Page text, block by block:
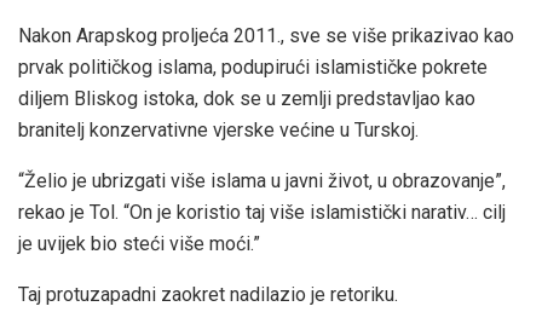
Nakon Arapskog proljeća 2011., sve se više prikazivao kao
prvak političkog islama, podupirući islamističke pokrete
diljem Bliskog istoka, dok se u zemlji predstavljao kao
branitelj konzervativne vjerske većine u Turskoj.
“Želio je ubrizgati više islama u javni život, u obrazovanje”,
rekao je Tol. “On je koristio taj više islamistički narativ… cilj
je uvijek bio steći više moći.”
Taj protuzapadni zaokret nadilazio je retoriku.